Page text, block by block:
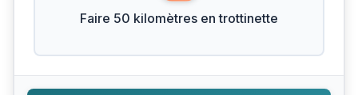
Faire 50 kilomètres en trottinette